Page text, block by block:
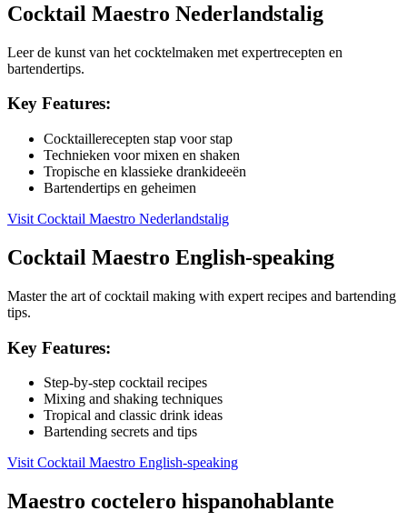
Cocktail Maestro Nederlandstalig
Leer de kunst van het cocktelmaken met expertrecepten en
bartendertips.
Key Features:
Cocktaillerecepten stap voor stap
Technieken voor mixen en shaken
Tropische en klassieke drankideeën
Bartendertips en geheimen
Visit Cocktail Maestro Nederlandstalig
Cocktail Maestro English-speaking
Master the art of cocktail making with expert recipes and bartending
tips.
Key Features:
Step-by-step cocktail recipes
Mixing and shaking techniques
Tropical and classic drink ideas
Bartending secrets and tips
Visit Cocktail Maestro English-speaking
Maestro coctelero hispanohablante